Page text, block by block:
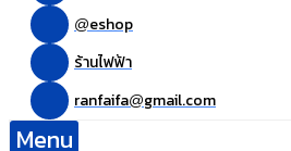
@eshop
ร้านไฟฟ้า
ranfaifa@gmail.com
Menu